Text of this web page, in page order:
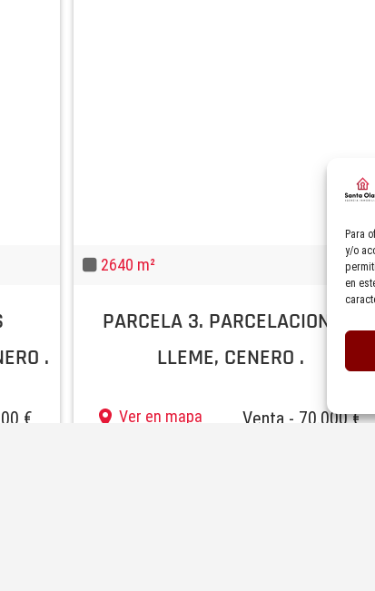
Para
y/o
en
.
€
2640 m²
PARCELA 3. PARCELACION EN
LLEME, CENERO .
Ver en mapa Venta - 70.000 €